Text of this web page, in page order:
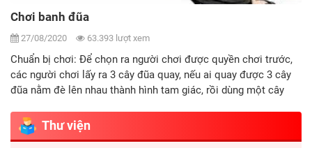
Chim bay cò bay
27/08/2020 12.298 lượt xem
Mục đích ý nghĩa, yêu cầu: - Góp phần bồi dưỡng kiến thức về
động vật và rèn luyện kĩ năng tập trung chú ý, phản xạ nhanh
kết hợp với hành động chính xác… cho người chơi - Tạo không
luật chơi…Thư viện